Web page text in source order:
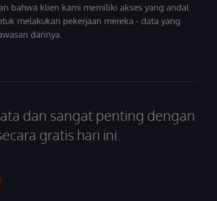
bahwa klien kami memiliki akses yang andal
melakukan pekerjaan mereka - data yang
darinya.
dan sangat penting dengan
gratis hari ini.